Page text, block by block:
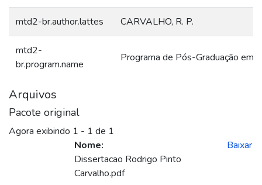
mtd2-br.author.lattes CARVALHO, R. P.
mtd2-
br.program.name
Programa de Pós-Graduação em
Arquivos
Pacote original
Agora exibindo 1 - 1 de 1
Nome:
Dissertacao Rodrigo Pinto
Carvalho.pdf
Baixar